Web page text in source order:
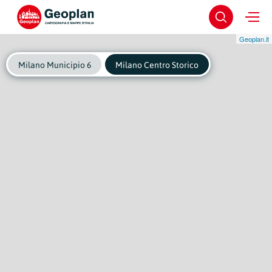
Geoplan.it
Milano Municipio 6 Milano Centro Storico